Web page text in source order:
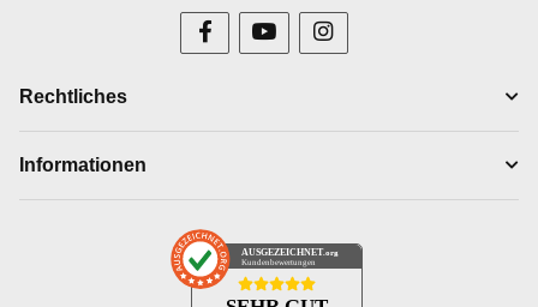
Rechtliches
Informationen
AUSGEZEICHNET .org
Kundenbewertungen